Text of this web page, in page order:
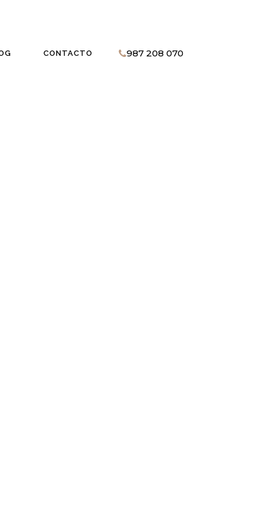
987 208 070
CONTACTO